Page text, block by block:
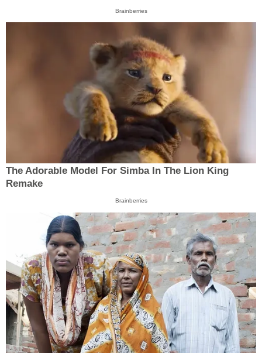
Brainberries
The Adorable Model For Simba In The Lion King
Remake
Brainberries